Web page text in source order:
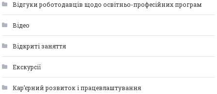
Відгуки роботодавців щодо освітньо-професійних програм
Відео
Відкриті заняття
Екскурсії
Кар’єрний розвиток і працевлаштування